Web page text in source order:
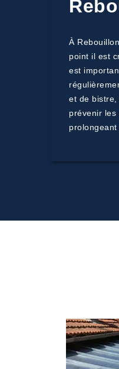
À
point il est
est
et de bistre,
prévenir les
prolongeant